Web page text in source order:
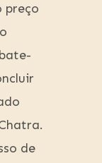
preço
Chatra.
de